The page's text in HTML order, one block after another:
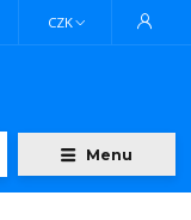
Menu
CZK